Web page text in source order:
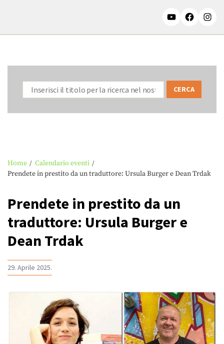
Home
Calendario eventi
Prendete in prestito da un traduttore: Ursula Burger e Dean Trdak
Prendete in prestito da un
traduttore: Ursula Burger e
Dean Trdak
29. Aprile 2025.